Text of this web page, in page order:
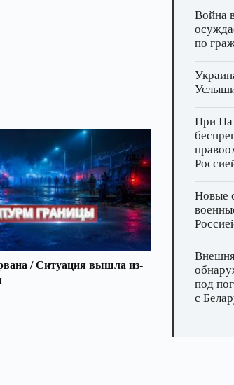
/ Ситуация вышла из-
Война
по
При
Новые
под
с